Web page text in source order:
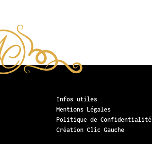
Infos utiles
Mentions Légales
Politique de Confidentialité
Création Clic Gauche